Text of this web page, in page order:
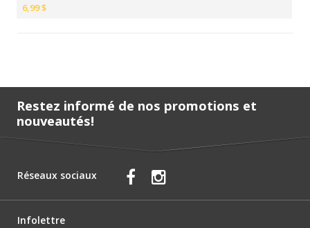
6,99 $
Restez informé de nos promotions et
nouveautés!
Réseaux sociaux
Infolettre